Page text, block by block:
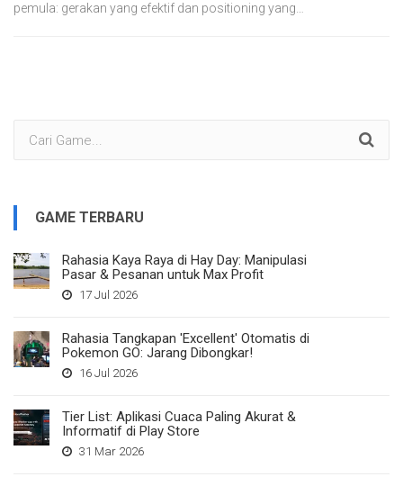
pemula: gerakan yang efektif dan positioning yang…
GAME TERBARU
Rahasia Kaya Raya di Hay Day: Manipulasi
Pasar & Pesanan untuk Max Profit
17 Jul 2026
Rahasia Tangkapan 'Excellent' Otomatis di
Pokemon GO: Jarang Dibongkar!
16 Jul 2026
Tier List: Aplikasi Cuaca Paling Akurat &
Informatif di Play Store
31 Mar 2026